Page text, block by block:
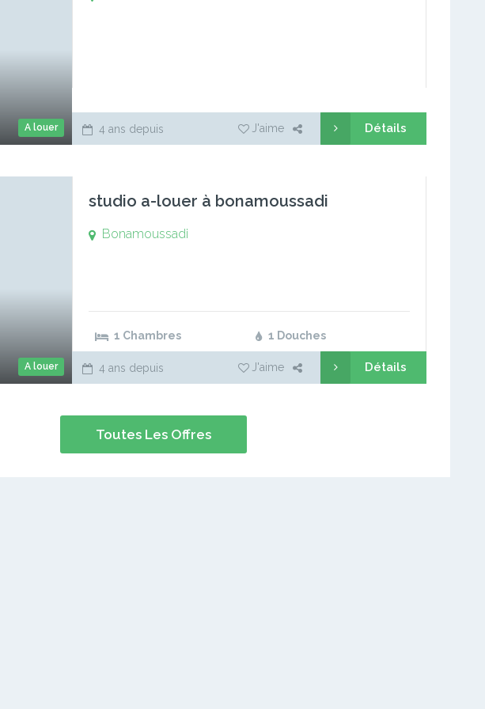
A louer 4 ans depuis J'aime Détails
A louer
studio a-louer à bonamoussadi
Bonamoussadi
1 Chambres 1 Douches
4 ans depuis J'aime Détails
Toutes Les Offres